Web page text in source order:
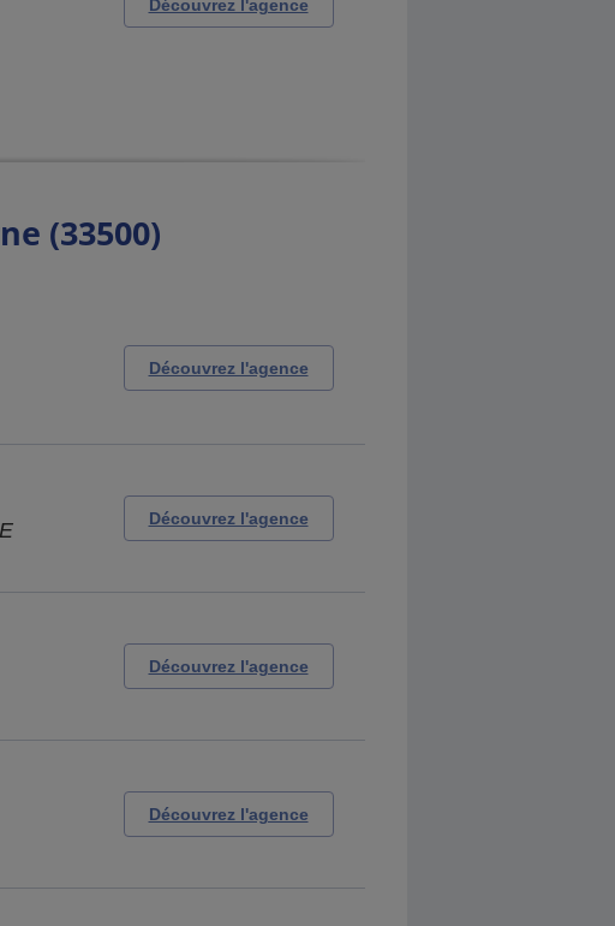
Découvrez l'agence
(33500)
Découvrez l'agence
Découvrez l'agence
Découvrez l'agence
Découvrez l'agence